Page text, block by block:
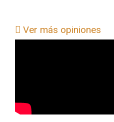
Ver más opiniones